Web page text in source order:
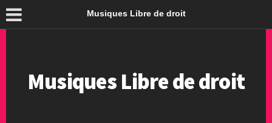
Musiques Libre de droit
Musiques Libre de droit